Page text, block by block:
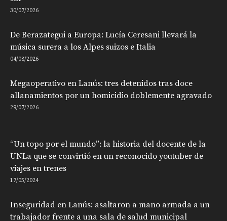
30/07/2026
De Berazategui a Europa: Lucía Ceresani llevará la
música surera a los Alpes suizos e Italia
04/08/2026
Megaoperativo en Lanús: tres detenidos tras doce
allanamientos por un homicidio doblemente agravado
29/07/2026
“Un topo por el mundo”: la historia del docente de la
UNLa que se convirtió en un reconocido youtuber de
viajes en trenes
17/05/2024
Inseguridad en Lanús: asaltaron a mano armada a un
trabajador frente a una sala de salud municipal